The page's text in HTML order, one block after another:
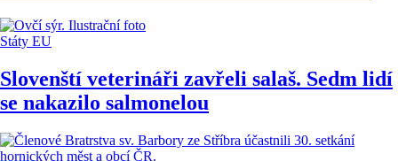
Státy EU
Slovenští veterináři zavřeli salaš. Sedm lidí
se nakazilo salmonelou